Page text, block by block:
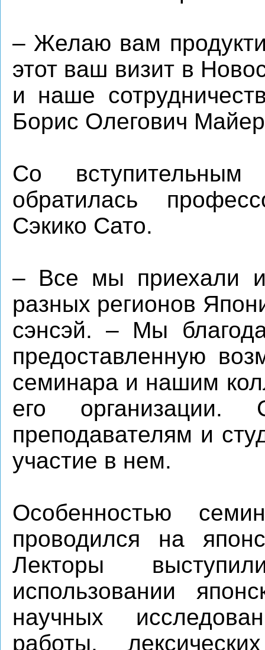
– Желаю вам
этот ваш визит в
и наше
Борис Олегович
Со
обратилась
Сэкико Сато.
– Все мы приехали
разных регионов
сэнсэй. – Мы
предоставленную
семинара и нашим
его
преподавателям и
участие в нем.
Особенностью
проводился на
Лекторы
использовании
научных
работы,